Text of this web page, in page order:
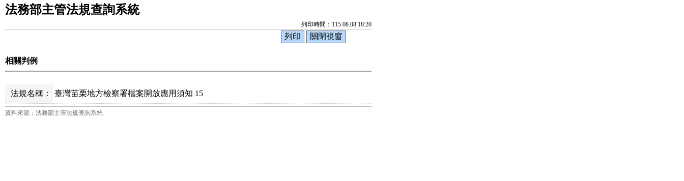
法務部主管法規查詢系統
列印時間：115.08.08 18:20
相關判例
法規名稱： 臺灣苗栗地方檢察署檔案開放應用須知 15
資料來源：法務部主管法規查詢系統